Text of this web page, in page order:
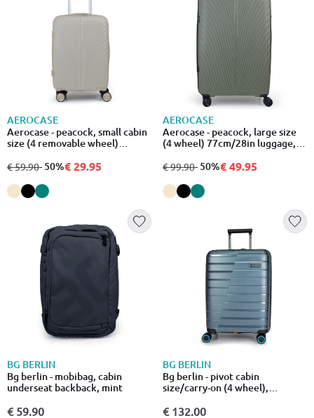
AEROCASE
Aerocase - peacock, small cabin
size (4 removable wheel)
suitcase, black
από
€ 59.90σε
- 50%€ 29.95
AEROCASE
Aerocase - peacock, large size
(4 wheel) 77cm/28in luggage,
από
€ 99.90σε
- 50%€ 49.95
BG BERLIN
Bg berlin - mobibag, cabin
underseat backback, mint
€ 59.90
BG BERLIN
Bg berlin - pivot cabin
size/carry-on (4 wheel),
suitcase
€ 132.00